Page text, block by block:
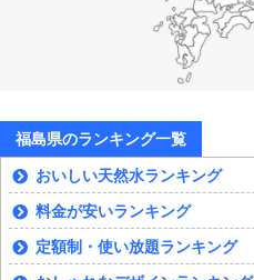
福島県のランキング一覧
おいしい天然水ランキング
料金が安いランキング
定額制・使い放題ランキング